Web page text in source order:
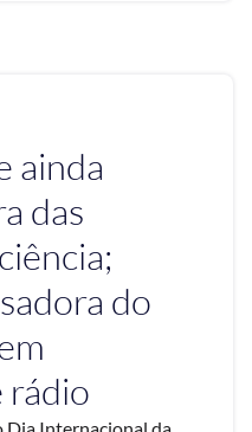
ainda
das
do
rádio